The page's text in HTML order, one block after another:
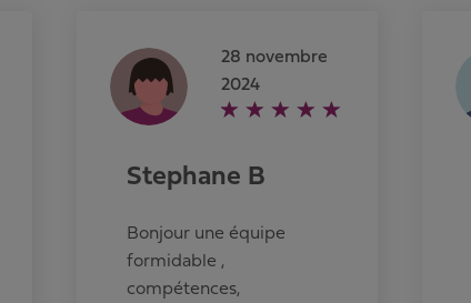
28 novembre
2024
Stephane B
Bonjour une équipe
formidable ,
compétences,